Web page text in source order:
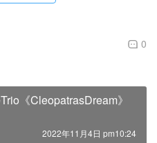
0
《CleopatrasDream》
2022年11月4日 pm10:24